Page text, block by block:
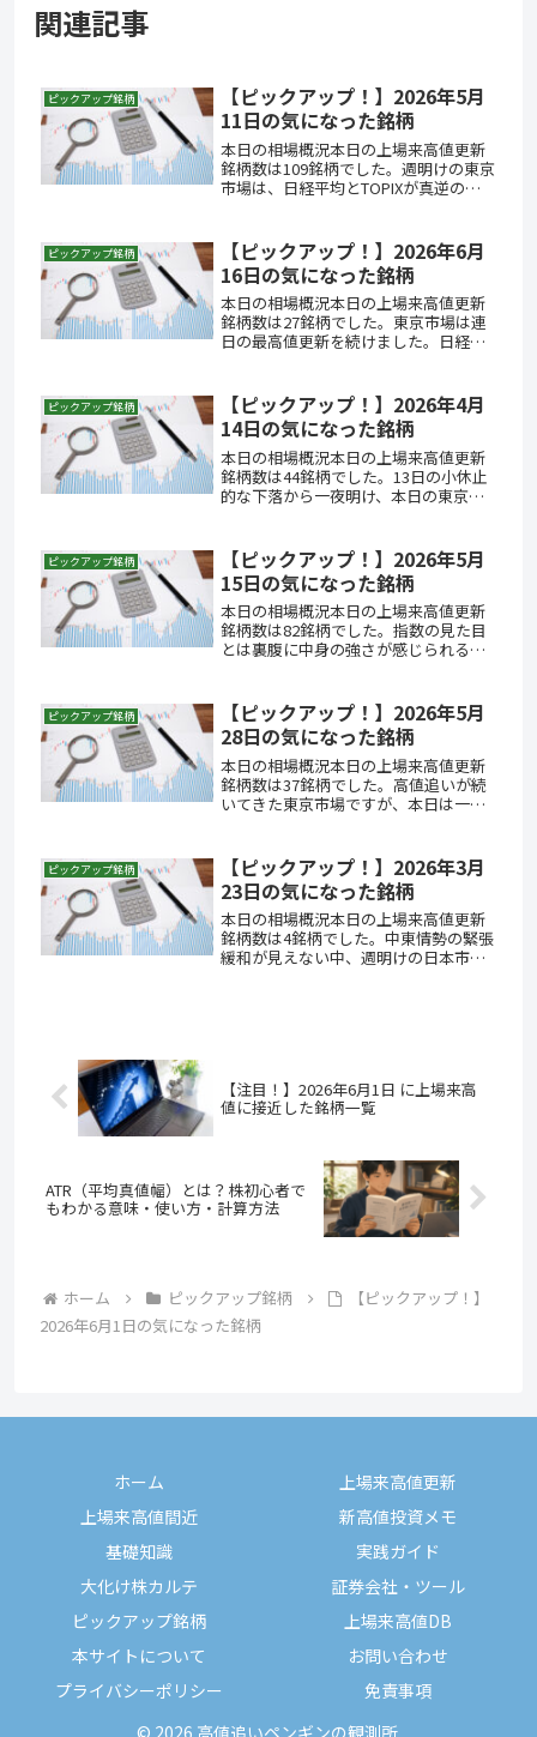
関連記事
ピックアップ銘柄
【ピックアップ！】2026年5月
11日の気になった銘柄
本日の相場概況本日の上場来高値更新
銘柄数は109銘柄でした。週明けの東京
市場は、日経平均とTOPIXが真逆の方
前日比295円安の62,417円と小幅に反落
した一方、TOPI...
ピックアップ銘柄
【ピックアップ！】2026年6月
16日の気になった銘柄
本日の相場概況本日の上場来高値更新
銘柄数は27銘柄でした。東京市場は連
日の最高値更新を続けました。日経平
を更新しています。ただ、上げ幅はわ
ずか87円。ザラ場では一...
ピックアップ銘柄
【ピックアップ！】2026年4月
14日の気になった銘柄
本日の相場概況本日の上場来高値更新
銘柄数は44銘柄でした。13日の小休止
的な下落から一夜明け、本日の東京市
演じ、上げ幅は一時1,400円を超えまし
た。13日の米...
ピックアップ銘柄
【ピックアップ！】2026年5月
15日の気になった銘柄
本日の相場概況本日の上場来高値更新
銘柄数は82銘柄でした。指数の見た目
とは裏腹に中身の強さが感じられる一
落となり、数字だけを見ると強いリス
クオフに映ります。...
ピックアップ銘柄
【ピックアップ！】2026年5月
28日の気になった銘柄
本日の相場概況本日の上場来高値更新
銘柄数は37銘柄でした。高値追いが続
いてきた東京市場ですが、本日は一転
ラ場では一時63,875円まで下押しする
場面もありました。...
ピックアップ銘柄
【ピックアップ！】2026年3月
23日の気になった銘柄
本日の相場概況本日の上場来高値更新
銘柄数は4銘柄でした。中東情勢の緊張
緩和が見えない中、週明けの日本市場
【注目！】2026年6月1日 に上場来高
値に接近した銘柄一覧
ATR（平均真値幅）とは？株初心者で
もわかる意味・使い方・計算方法
ホーム ピックアップ銘柄
【ピックアップ！】
2026年6月1日の気になった銘柄
ホーム
上場来高値更新
上場来高値間近
新高値投資メモ
基礎知識
実践ガイド
大化け株カルテ
証券会社・ツール
ピックアップ銘柄
上場来高値DB
本サイトについて
お問い合わせ
プライバシーポリシー
免責事項
© 2026 高値追いペンギンの観測所.